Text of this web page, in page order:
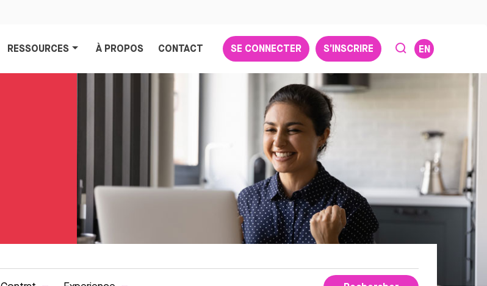
RESSOURCES À PROPOS CONTACT SE CONNECTER S’INSCRIRE EN